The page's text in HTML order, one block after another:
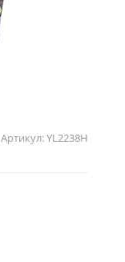
Артикул:YL2238H